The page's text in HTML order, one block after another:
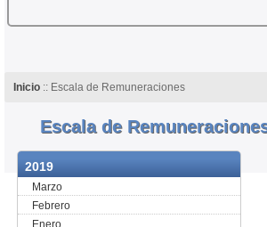
Inicio:: Escala de Remuneraciones
Escala de
2019
Marzo
Febrero
Enero